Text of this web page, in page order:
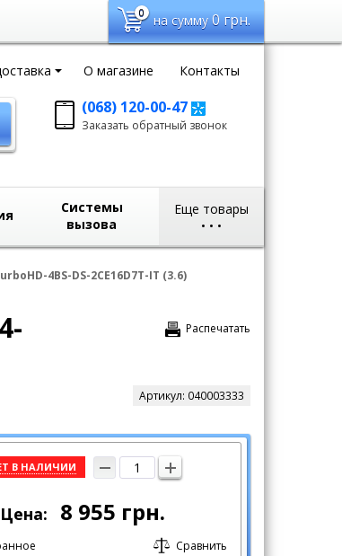
0 на сумму 0грн.
О магазине Контакты
(068) 120-00-47
Заказать обратный
Заказать обратный звонок
Еще товары
• • •
Системы
вызова
4BS-DS-2CE16D7T-IT (3.6)
Распечатать
Артикул: 040003333
В НАЛИЧИИ
Цена: 8 955 грн.
Сравнить